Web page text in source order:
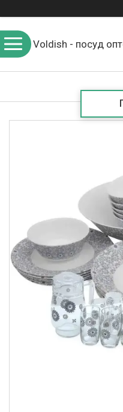
Voldish - посуд